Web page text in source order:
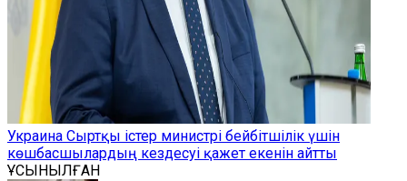
Украина Сыртқы істер министрі бейбітшілік үшін
көшбасшылардың кездесуі қажет екенін айтты
ҰСЫНЫЛҒАН